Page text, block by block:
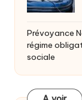
Prévoyance
régime
sociale